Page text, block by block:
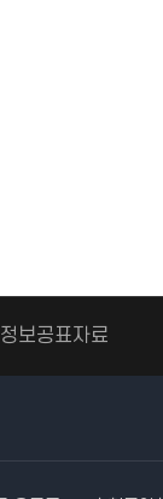
정보공표자료